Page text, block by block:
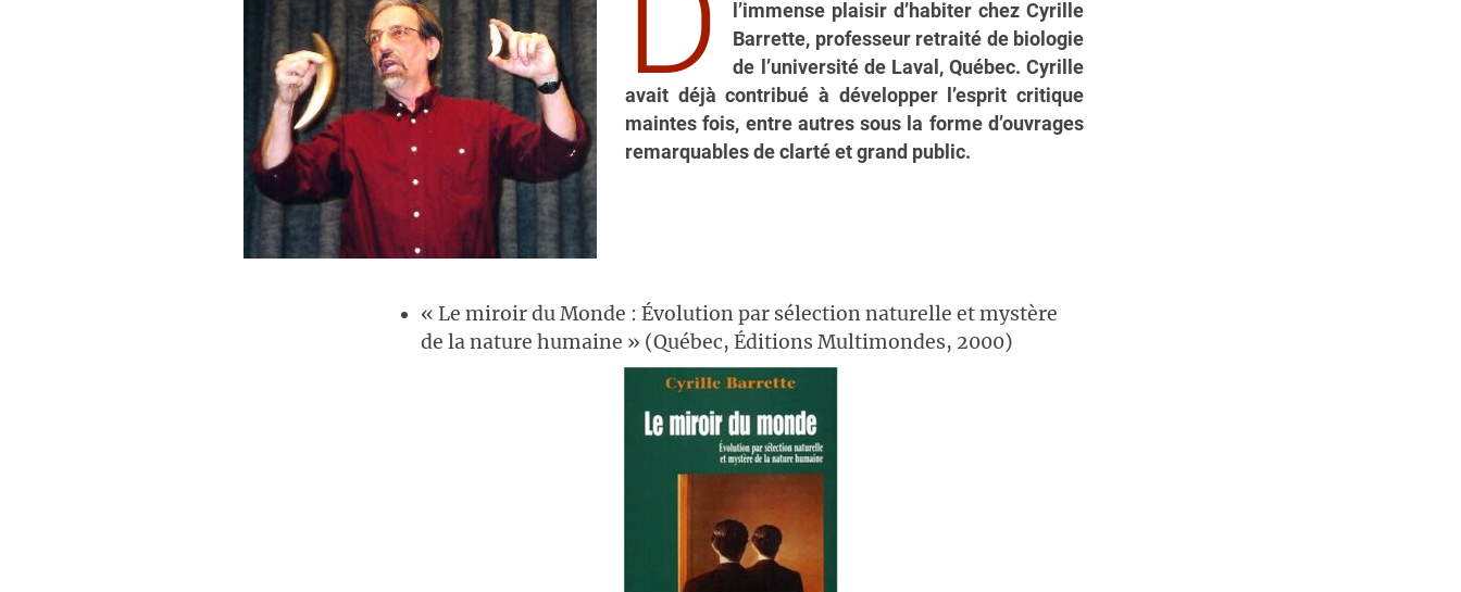
l’immense plaisir d’habiter chez Cyrille
Barrette, professeur retraité de biologie
de l’université de Laval, Québec. Cyrille
avait déjà contribué à développer l’esprit critique
maintes fois, entre autres sous la forme d’ouvrages
remarquables de clarté et grand public.
« Le miroir du Monde : Évolution par sélection naturelle et mystère
de la nature humaine » (Québec, Éditions Multimondes, 2000)